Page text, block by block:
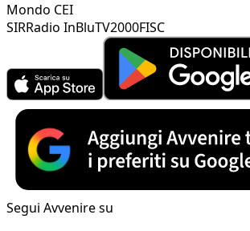
Mondo CEI
SIRRadio InBluTV2000FISC
Segui Avvenire su